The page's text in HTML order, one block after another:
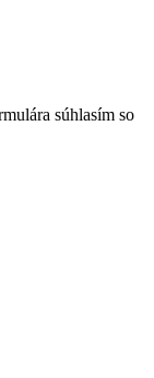
súhlasím so